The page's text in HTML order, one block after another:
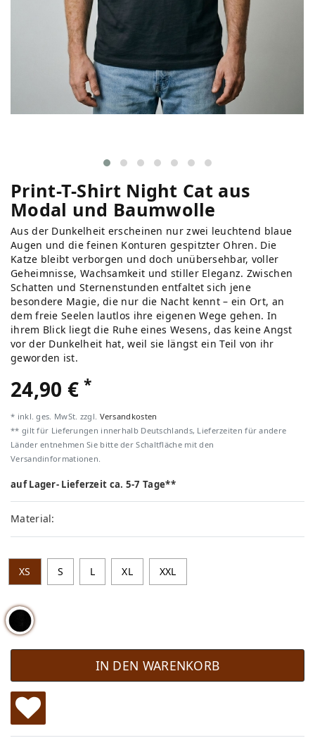
Print-T-Shirt Night Cat aus
Modal und Baumwolle
Aus der Dunkelheit erscheinen nur zwei leuchtend blaue
Augen und die feinen Konturen gespitzter Ohren. Die
Katze bleibt verborgen und doch unübersehbar, voller
Geheimnisse, Wachsamkeit und stiller Eleganz. Zwischen
Schatten und Sternenstunden entfaltet sich jene
besondere Magie, die nur die Nacht kennt – ein Ort, an
dem freie Seelen lautlos ihre eigenen Wege gehen. In
ihrem Blick liegt die Ruhe eines Wesens, das keine Angst
vor der Dunkelheit hat, weil sie längst ein Teil von ihr
geworden ist.
24,90 €*
* inkl. ges. MwSt. zzgl. Versandkosten
** gilt für Lieferungen innerhalb Deutschlands, Lieferzeiten für andere
Länder entnehmen Sie bitte der Schaltfläche mit den
Versandinformationen.
auf Lager- Lieferzeit ca. 5-7 Tage**
Material:
XS S L XL XXL
IN DEN WARENKORB
W